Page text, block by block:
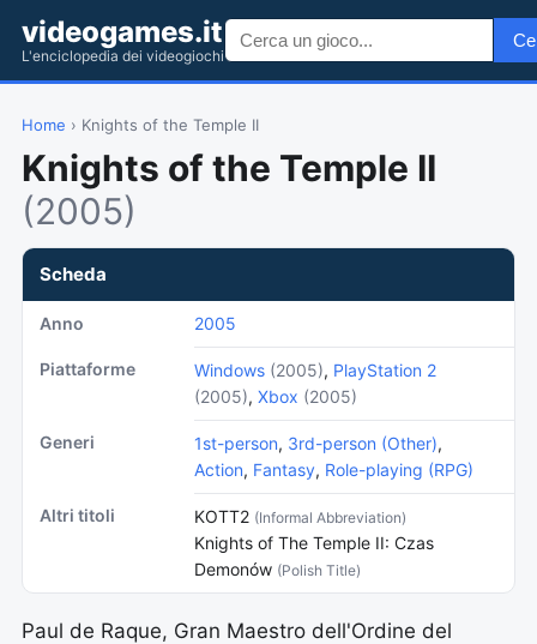
videogames.it
L'enciclopedia dei videogiochi
Home › Knights of the Temple II
Knights of the Temple II
(2005)
Scheda
Anno 2005
Piattaforme Windows (2005), PlayStation 2
(2005), Xbox (2005)
Generi 1st-person, 3rd-person (Other),
Action, Fantasy, Role-playing (RPG)
Altri titoli KOTT2 (Informal Abbreviation)
Knights of The Temple II: Czas
Demonów (Polish Title)
Paul de Raque, Gran Maestro dell'Ordine del